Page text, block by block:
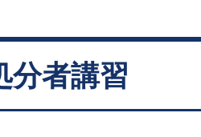
分者講習